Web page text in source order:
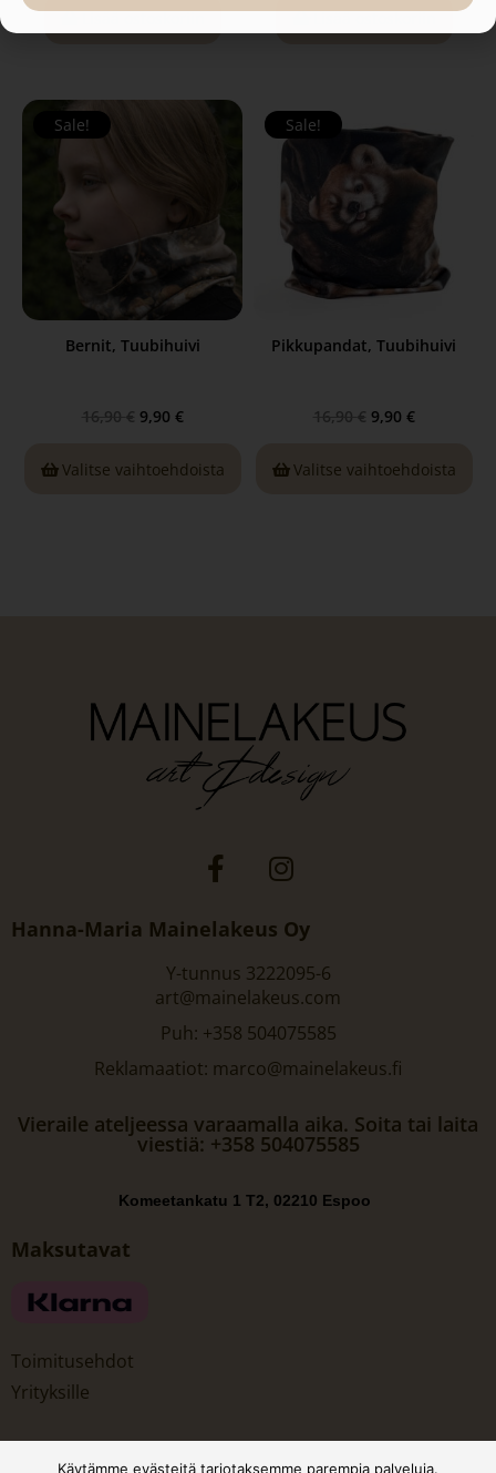
Lisää ostoskoriin Lisää ostoskoriin
Sale!
Bernit, Tuubihuivi
16,90 € 9,90 €
Valitse vaihtoehdoista
Sale!
Pikkupandat, Tuubihuivi
16,90 € 9,90 €
Valitse vaihtoehdoista
Hanna-Maria Mainelakeus Oy
Y-tunnus 3222095-6
art@mainelakeus.com
Puh: +358 504075585
Reklamaatiot: marco@mainelakeus.fi
Vieraile ateljeessa varaamalla aika. Soita tai laita
viestiä: +358 504075585
Komeetankatu 1 T2, 02210 Espoo
Maksutavat
Toimitusehdot
Yrityksille
Käytämme evästeitä tarjotaksemme parempia palveluja.